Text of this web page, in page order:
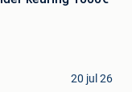
20 jul 26